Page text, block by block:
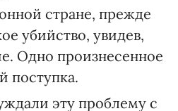
стране, прежде
убийство, увидев,
Одно произнесенное
поступка.
эту проблему с